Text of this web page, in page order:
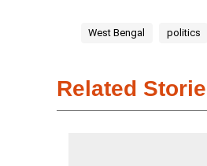
West Bengal politics
Related